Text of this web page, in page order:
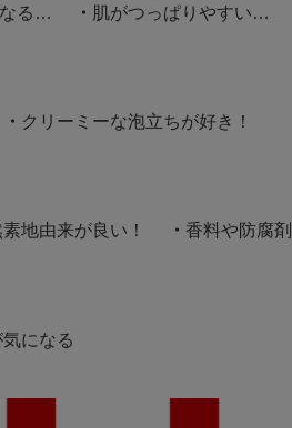
る… 肌がつっぱりやすい…
クリーミーな泡立ちが好き！
地由来が良い！ 香料や防腐
になる